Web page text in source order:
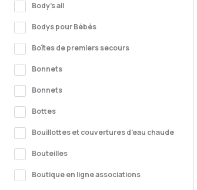
Body's all
Bodys pour Bébés
Boîtes de premiers secours
Bonnets
Bonnets
Bottes
Bouillottes et couvertures d'eau chaude
Bouteilles
Boutique en ligne associations